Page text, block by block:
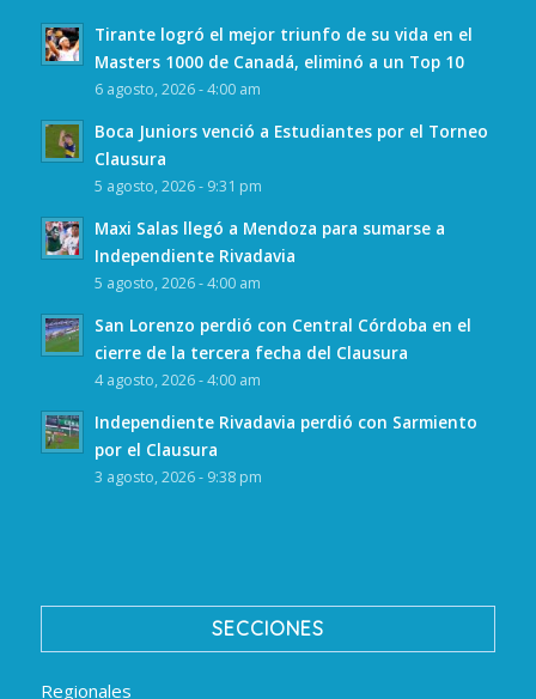
Tirante logró el mejor triunfo de su vida en el
Masters 1000 de Canadá, eliminó a un Top 10
6 agosto, 2026 - 4:00 am
Boca Juniors venció a Estudiantes por el Torneo
Clausura
5 agosto, 2026 - 9:31 pm
Maxi Salas llegó a Mendoza para sumarse a
Independiente Rivadavia
5 agosto, 2026 - 4:00 am
San Lorenzo perdió con Central Córdoba en el
cierre de la tercera fecha del Clausura
4 agosto, 2026 - 4:00 am
Independiente Rivadavia perdió con Sarmiento
por el Clausura
3 agosto, 2026 - 9:38 pm
SECCIONES
Regionales